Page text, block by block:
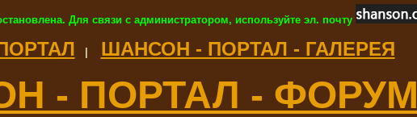
Для связи с администратором, используйте эл. почту
ШАНСОН - ПОРТАЛ - ГАЛЕРЕЯ
- ПОРТАЛ - ФОРУМ